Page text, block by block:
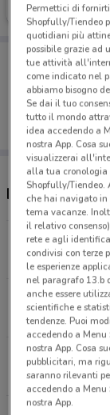
Scade il 02/09
Porta
dal
Negozi
Via S.
2 km
Via dei
2.7 km
Via del
2.7 km
Permettici di
Shopfully/Tiendeo
quotidiani più
possibile grazie ad
tue attività
come indicato nel
abbiamo bisogno
Se dai il tuo
tutto il mondo
idea accedendo a
nostra App. Cosa
visualizzerai
alla tua cronologia
Shopfully/Tiendeo.
che hai navigato
tema vacanze.
il relativo
rete e agli
condivisi con terze
le esperienze
nel paragrafo 13.b
anche essere
scientifiche e
tendenze. Puoi
accedendo a
nostra App. Cosa
pubblicitari, ma
saranno rilevanti
accedendo a
nostra App.